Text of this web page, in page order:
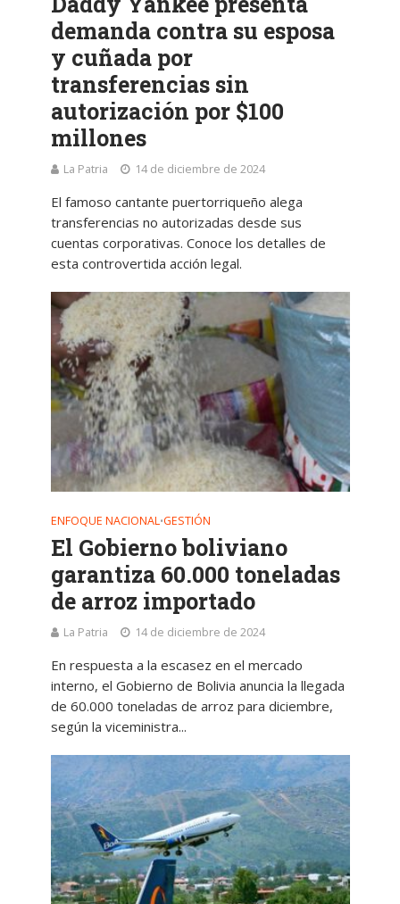
demanda contra su esposa
y cuñada por
transferencias sin
autorización por $100
millones
La Patria 14 de diciembre de 2024
El famoso cantante puertorriqueño alega
transferencias no autorizadas desde sus
cuentas corporativas. Conoce los detalles de
esta controvertida acción legal.
ENFOQUE NACIONAL•GESTIÓN
El Gobierno boliviano
garantiza 60.000 toneladas
de arroz importado
La Patria 14 de diciembre de 2024
En respuesta a la escasez en el mercado
interno, el Gobierno de Bolivia anuncia la llegada
de 60.000 toneladas de arroz para diciembre,
según la viceministra...